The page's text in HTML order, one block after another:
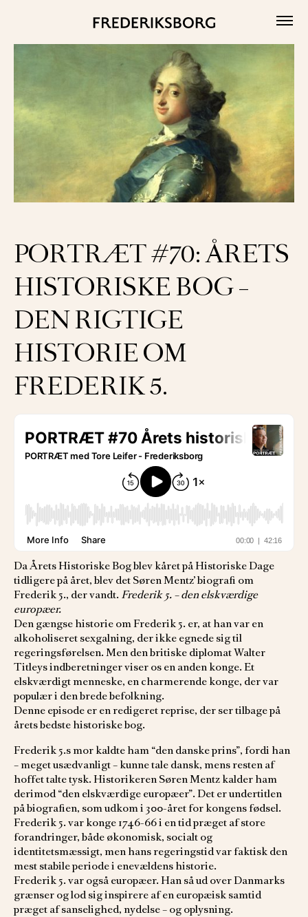
PORTRÆT #70: ÅRETS
HISTORISKE BOG –
DEN RIGTIGE
HISTORIE OM
FREDERIK 5.
Da Årets Historiske Bog blev kåret på Historiske Dage
tidligere på året, blev det Søren Mentz’ biografi om
Frederik 5., der vandt. Frederik 5. – den elskværdige
europæer.
Den gængse historie om Frederik 5. er, at han var en
alkoholiseret sexgalning, der ikke egnede sig til
regeringsførelsen. Men den britiske diplomat Walter
Titleys indberetninger viser os en anden konge. Et
elskværdigt menneske, en charmerende konge, der var
populær i den brede befolkning.
Denne episode er en redigeret reprise, der ser tilbage på
årets bedste historiske bog.
Frederik 5.s mor kaldte ham “den danske prins”, fordi han
– meget usædvanligt – kunne tale dansk, mens resten af
hoffet talte tysk. Historikeren Søren Mentz kalder ham
derimod “den elskværdige europæer”. Det er undertitlen
på biografien, som udkom i 300-året for kongens fødsel.
Frederik 5. var konge 1746-66 i en tid præget af store
forandringer, både økonomisk, socialt og
identitetsmæssigt, men hans regeringstid var faktisk den
mest stabile periode i enevældens historie.
Frederik 5. var også europæer. Han så ud over Danmarks
grænser og lod sig inspirere af en europæisk samtid
præget af sanselighed, nydelse – og oplysning.